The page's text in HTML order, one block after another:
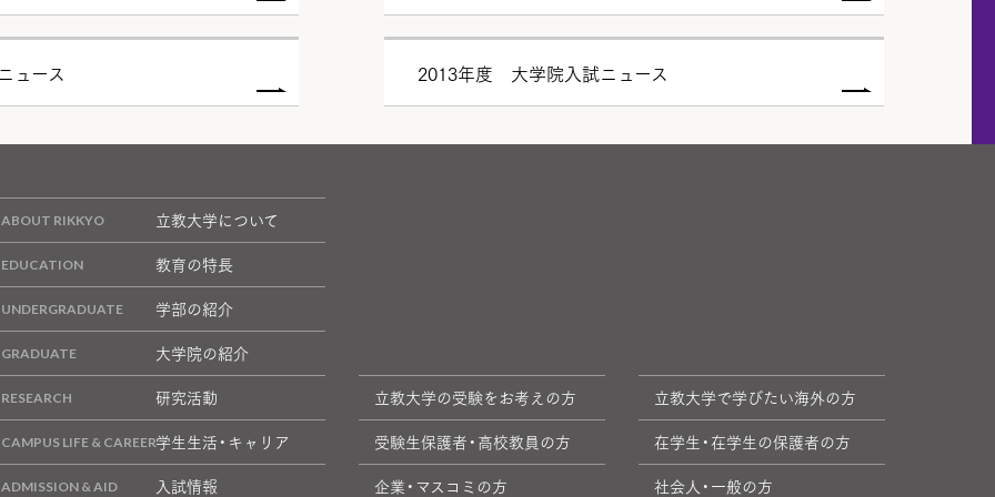
ュース 2013年度 大学院入試ニュース
立教大学について
教育の特長
学部の紹介
大学院の紹介
研究活動
学生生活・キャリア
入試情報
立教大学の受験をお考えの方
立教大学で学びたい海外の方
受験生保護者・高校教員の方
在学生・在学生の保護者の方
企業・マスコミの方
社会人・一般の方